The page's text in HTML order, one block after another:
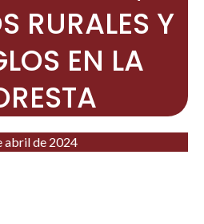
RURALES Y
EN LA
abril de 2024